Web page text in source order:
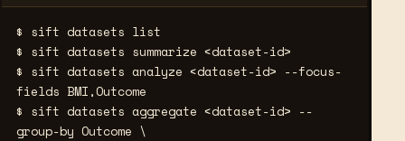
$ sift datasets list
$ sift datasets summarize <dataset-id>
$ sift datasets analyze <dataset-id> --focus-
fields BMI,Outcome
$ sift datasets aggregate <dataset-id> --
group-by Outcome \